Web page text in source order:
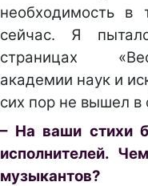
необходимость в
сейчас. Я
страницах
академии наук и
сих пор не вышел в
– На ваши стихи
исполнителей.
музыкантов?